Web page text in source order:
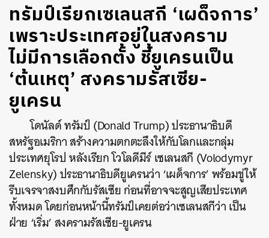
ทรัมป์เรียกเซเลนสกี ‘เผด็จการ’
เพราะประเทศอยู่ในสงคราม
ไม่มีการเลือกตั้ง ชี้ยูเครนเป็น
‘ต้นเหตุ’ สงครามรัสเซีย-
ยูเครน
โดนัลด์ ทรัมป์ (Donald Trump) ประธานาธิบดี
สหรัฐอเมริกา สร้างความตกตะลึงให้กับโลกและกลุ่ม
ประเทศยุโรป หลังเรียก โวโลดีมีร์ เซเลนสกี (Volodymyr
Zelensky) ประธานาธิบดียูเครนว่า ‘เผด็จการ’ พร้อมขู่ให้
รีบเจรจาสงบศึกกับรัสเซีย ก่อนที่อาจจะสูญเสียประเทศ
ทั้งหมด โดยก่อนหน้านี้ทรัมป์เคยต่อว่าเซเลนสกีว่า เป็น
ฝ่าย ‘เริ่ม’ สงครามรัสเซีย-ยูเครน